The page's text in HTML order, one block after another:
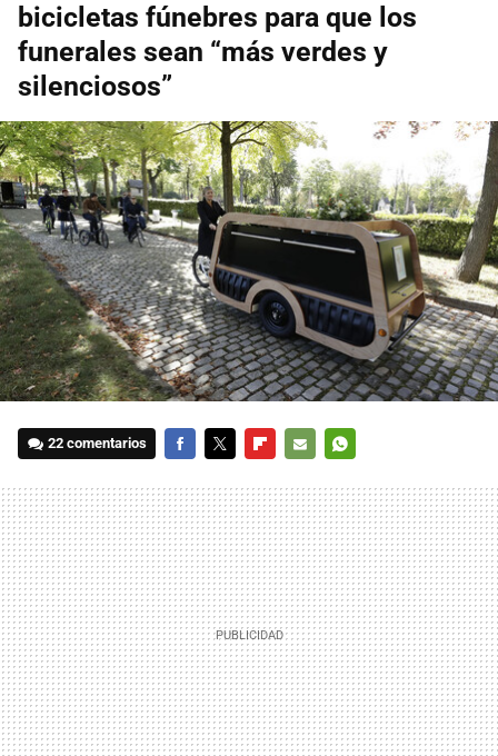
bicicletas fúnebres para que los
funerales sean “más verdes y
silenciosos”
22 comentarios
MAIL